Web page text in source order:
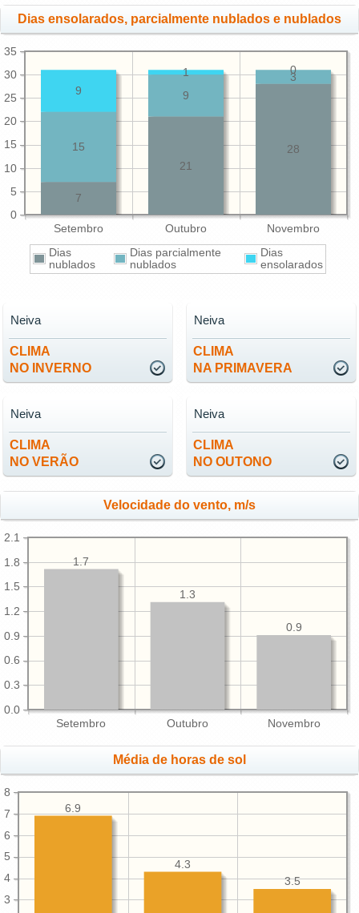
Dias ensolarados, parcialmente nublados e nublados
Setembro Outubro Novembro
0
5
10
15
20
25
30
35
28
21
7
3
9
15
0
1
9
Dias
nublados
Dias parcialmente
nublados
Dias
ensolarados
CLIMA
NO INVERNO
Neiva
CLIMA
NA PRIMAVERA
Neiva
CLIMA
NO VERÃO
Neiva
CLIMA
NO OUTONO
Neiva
Velocidade do vento, m/s
Setembro Outubro Novembro
0.0
0.3
0.6
0.9
1.2
1.5
1.8
2.1
0.9
1.3
1.7
Média de horas de sol
3
4
5
6
7
8
3.5
4.3
6.9